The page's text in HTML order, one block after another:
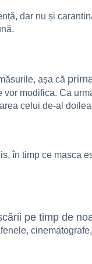
dar nu și
așa că
modifica. Ca
celui de-al
în timp ce masca
pe timp de